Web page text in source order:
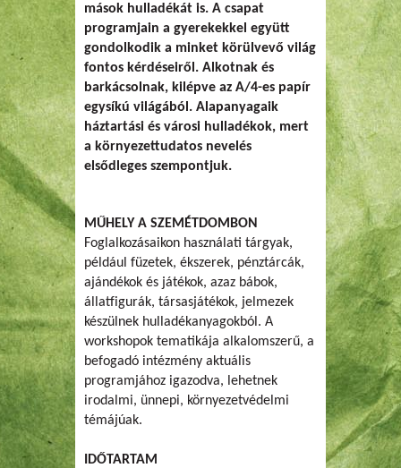
mások hulladékát is. A csapat
programjain a gyerekekkel együtt
gondolkodik a minket körülvevő világ
fontos kérdéseiről. Alkotnak és
barkácsolnak, kilépve az A/4-es papír
egysíkú világából. Alapanyagaik
háztartási és városi hulladékok, mert
a környezettudatos nevelés
elsődleges szempontjuk.
MŰHELY A SZEMÉTDOMBON
Foglalkozásaikon használati tárgyak,
például füzetek, ékszerek, pénztárcák,
ajándékok és játékok, azaz bábok,
állatfigurák, társasjátékok, jelmezek
készülnek hulladékanyagokból. A
workshopok tematikája alkalomszerű, a
befogadó intézmény aktuális
programjához igazodva, lehetnek
irodalmi, ünnepi, környezetvédelmi
témájúak.
IDŐTARTAM